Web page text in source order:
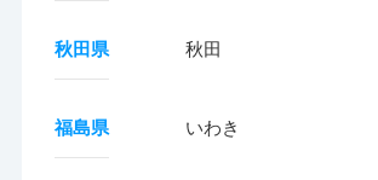
秋田県 秋田
福島県 いわき